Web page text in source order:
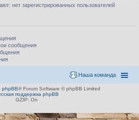
нет зарегистрированных пользователей
сообщения
Наша команда
phpBB® Forum Software © phpBB Limited
поддержка phpBB
GZIP: On